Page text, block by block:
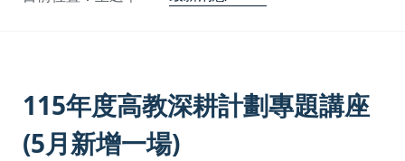
115年度高教深耕計劃專題講座
(5月新增一場)